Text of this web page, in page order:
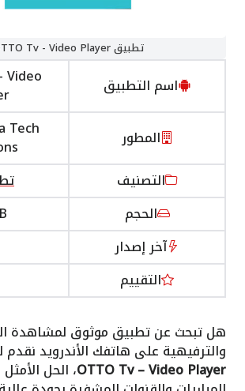
تطبيق OTTO Tv - Video Player
اسم التطبيق Video
المطور
Tech
التصنيف
الحجم
آخر إصدار
التقييم
هل تبحث عن تطبيق موثوق لمشاهدة
والترفيهية على هاتفك الأندرويد
OTTOTv – Video Player ، الحل